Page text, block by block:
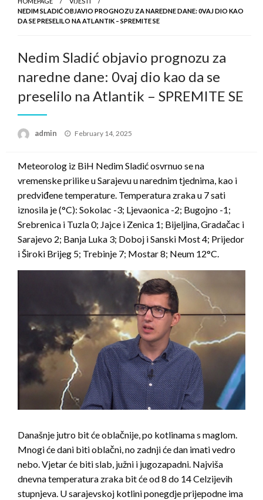
NEDIM SLADIĆ OBJAVIO PROGNOZU ZA NAREDNE DANE: 0VAJ DIO KAO
DA SE PRESELILO NA ATLANTIK – SPREMITE SE
Nedim Sladić objavio prognozu za
naredne dane: 0vaj dio kao da se
preselilo na Atlantik – SPREMITE SE
admin
Posted
February 14, 2025
Meteorolog iz BiH Nedim Sladić osvrnuo se na
vremenske prilike u Sarajevu u narednim tjednima, kao i
predviđene temperature. Temperatura zraka u 7 sati
iznosila je (°C): Sokolac -3; Ljevaonica -2; Bugojno -1;
Srebrenica i Tuzla 0; Jajce i Zenica 1; Bijeljina, Gradačac i
Sarajevo 2; Banja Luka 3; Doboj i Sanski Most 4; Prijedor
i Široki Brijeg 5; Trebinje 7; Mostar 8; Neum 12°C.
Današnje jutro bit će oblačnije, po kotlinama s maglom.
Mnogi će dani biti oblačni, no zadnji će dan imati vedro
nebo. Vjetar će biti slab, južni i jugozapadni. Najviša
dnevna temperatura zraka bit će od 8 do 14 Celzijevih
stupnjeva. U sarajevskoj kotlini ponegdje prijepodne ima